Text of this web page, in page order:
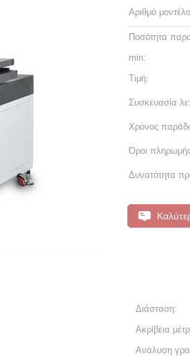
Αριθμό
Ποσότητα
min:
Τιμή:
Συσκευασία
Χρόνος
Όροι
Δυνατότητα
Διάσταση:
Ακρίβεια
Ανάλυση